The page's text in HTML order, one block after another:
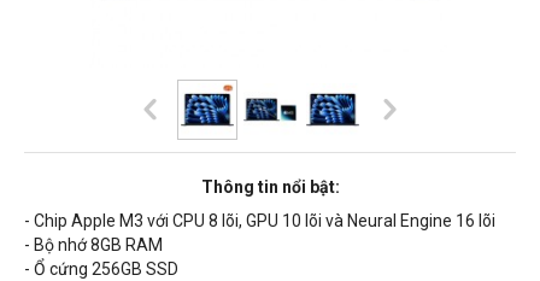
Thông tin nổi bật:
- Chip Apple M3 với CPU 8 lõi, GPU 10 lõi và Neural Engine 16 lõi
- Bộ nhớ 8GB RAM
- Ổ cứng 256GB SSD